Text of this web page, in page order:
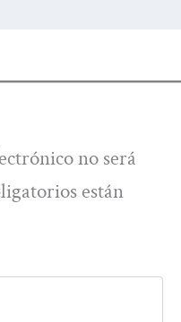
no será
están